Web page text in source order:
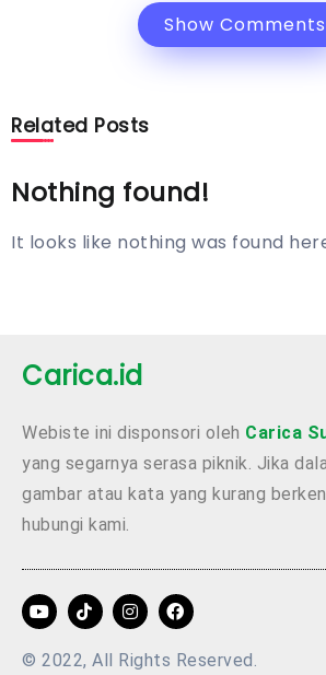
Show Comments
Related Posts
Nothing found!
It looks like nothing was found
Carica.id
Webiste ini disponsori oleh Carica
yang segarnya serasa piknik. Jika
gambar atau kata yang kurang
hubungi kami.
© 2022, All Rights Reserved.